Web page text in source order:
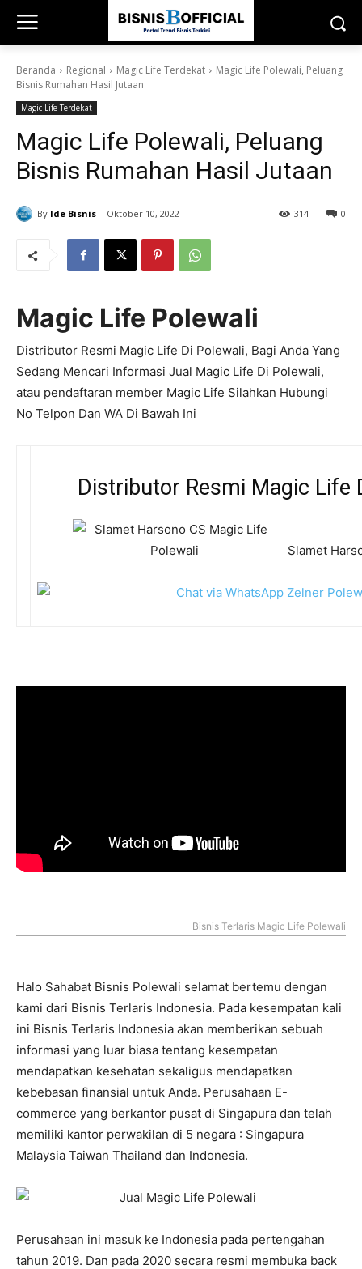
Beranda Regional Magic Life Terdekat
Magic Life Polewali, Peluang
Bisnis Rumahan Hasil Jutaan
Magic Life Terdekat
Magic Life Polewali, Peluang
Bisnis Rumahan Hasil Jutaan
By Ide Bisnis Oktober 10, 2022 0
314
Magic Life Polewali
Distributor Resmi Magic Life Di Polewali, Bagi Anda Yang
Sedang Mencari Informasi Jual Magic Life Di Polewali,
atau pendaftaran member Magic Life Silahkan Hubungi
No Telpon Dan WA Di Bawah Ini
Distributor Resmi Magic Life
Slamet
Bisnis Terlaris Magic Life Polewali
Halo Sahabat Bisnis Polewali selamat bertemu dengan
kami dari Bisnis Terlaris Indonesia. Pada kesempatan kali
ini Bisnis Terlaris Indonesia akan memberikan sebuah
informasi yang luar biasa tentang kesempatan
mendapatkan kesehatan sekaligus mendapatkan
kebebasan finansial untuk Anda. Perusahaan E-
commerce yang berkantor pusat di Singapura dan telah
memiliki kantor perwakilan di 5 negara : Singapura
Malaysia Taiwan Thailand dan Indonesia.
Perusahaan ini masuk ke Indonesia pada pertengahan
tahun 2019. Dan pada 2020 secara resmi membuka back